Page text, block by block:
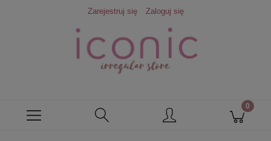
Zarejestruj się Zaloguj się